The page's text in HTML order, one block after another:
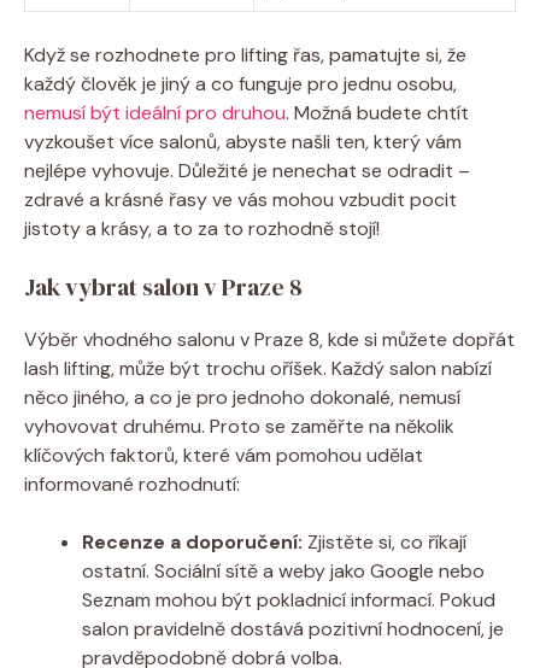
Když se rozhodnete pro lifting řas, pamatujte si, že​
každý člověk je⁣ jiný a co funguje pro jednu​ osobu,
nemusí být ideální pro druhou. Možná budete⁤ chtít
vyzkoušet více salonů, abyste našli ten, který vám
nejlépe vyhovuje. Důležité je nenechat se odradit –
zdravé a krásné řasy ve vás mohou⁢ vzbudit pocit
jistoty a ⁤krásy, ​a to za to rozhodně stojí!
Jak vybrat salon v Praze 8
Výběr vhodného salonu v Praze 8, kde si můžete dopřát
lash lifting, může⁤ být trochu oříšek. Každý salon nabízí
něco jiného, a co je pro jednoho dokonalé, nemusí
vyhovovat druhému. Proto se zaměřte na ‌několik
klíčových faktorů,⁢ které vám pomohou udělat
informované rozhodnutí:
Recenze a doporučení: ⁤Zjistěte ‍si, co‌ říkají
ostatní. Sociální sítě a weby jako Google nebo
Seznam mohou být pokladnicí informací. Pokud
salon​ pravidelně dostává pozitivní hodnocení,​ je
pravděpodobně dobrá volba.